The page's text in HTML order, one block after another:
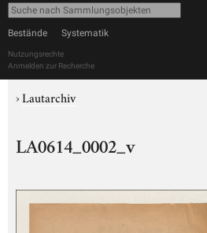
Bestände Systematik
Nutzungsrechte
Anmelden zur Recherche
›Lautarchiv
LA0614_0002_v